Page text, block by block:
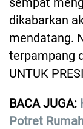
dikabarkan
mendatang.
terpampang
UNTUK
BACA JUGA:
Potret